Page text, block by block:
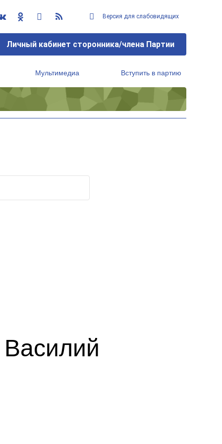
Версия для слабовидящих
Личный кабинет сторонника/члена Партии
Мультимедиа Вступить в партию